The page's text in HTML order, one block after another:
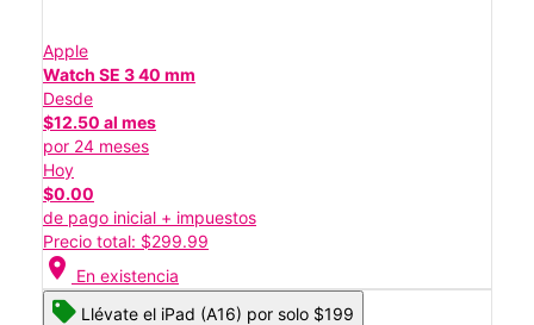
Apple
Watch SE 3 40 mm
Desde
$12.50 al mes
por 24 meses
Hoy
$0.00
de pago inicial + impuestos
Precio total: $299.99
location_on En existencia
Llévate el iPad (A16) por solo $199